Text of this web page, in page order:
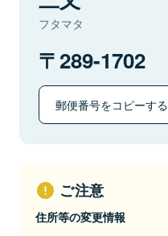
フタマタ
289-1702
郵便番号をコピーする
ご注意
住所等の変更情報